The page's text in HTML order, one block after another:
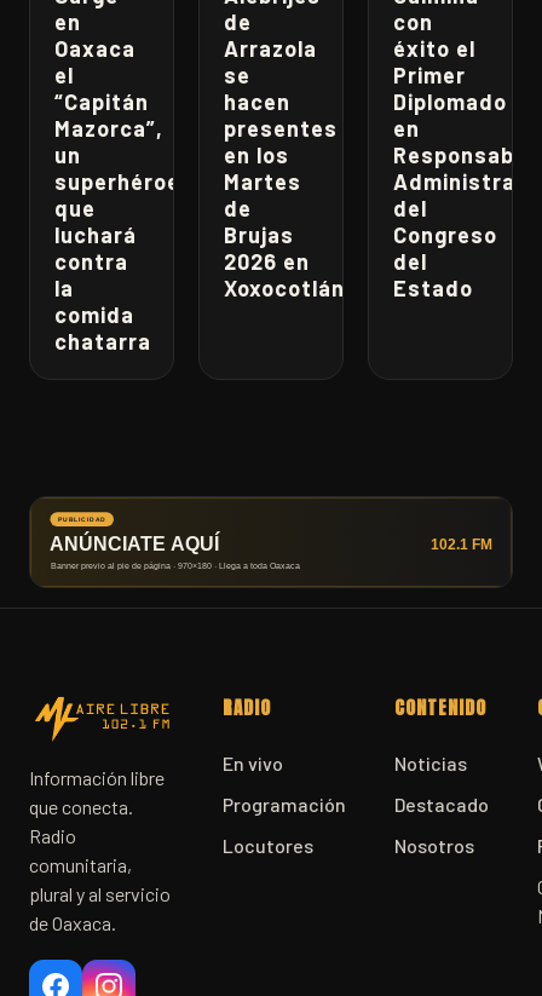
en
Oaxaca
el
“Capitán
Mazorca”,
un
superhéroe
que
luchará
contra
la
comida
chatarra
de
Arrazola
se
hacen
presentes
en los
Martes
de
Brujas
2026 en
Xoxocotlán
con
éxito el
Primer
Diplomado
en
del
Congreso
del
Estado
Información libre
que conecta.
Radio
comunitaria,
plural y al servicio
de Oaxaca.
RADIO
En vivo
Programación
Locutores
CONTENIDO
Noticias
Destacado
Nosotros